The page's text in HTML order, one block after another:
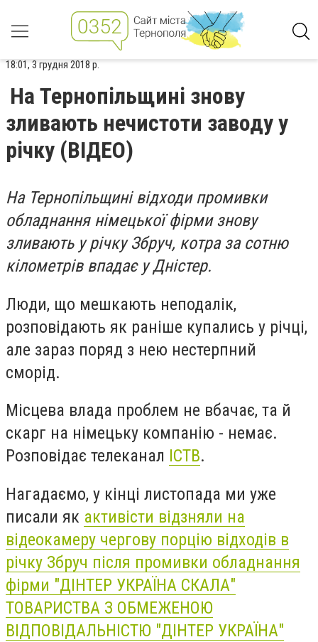
18:01, 3 грудня 2018 р.
На Тернопільщині знову
зливають нечистоти заводу у
річку (ВІДЕО)
На Тернопільщині відходи промивки
обладнання німецької фірми знову
зливають у річку Збруч, котра за сотню
кілометрів впадає у Дністер.
Люди, що мешкають неподалік,
розповідають як раніше купались у річці,
але зараз поряд з нею нестерпний
сморід.
Місцева влада проблем не вбачає, та й
скарг на німецьку компанію - немає.
Розповідає телеканал ІСТВ.
Нагадаємо, у кінці листопада ми уже
писали як активісти відзняли на
відеокамеру чергову порцію відходів в
річку Збруч після промивки обладнання
фірми "ДІНТЕР УКРАЇНА СКАЛА"
ТОВАРИСТВА З ОБМЕЖЕНОЮ
ВІДПОВІДАЛЬНІСТЮ "ДІНТЕР УКРАЇНА"